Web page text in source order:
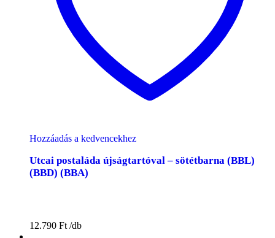
Hozzáadás a kedvencekhez
Utcai postaláda újságtartóval – sötétbarna (BBL)
(BBD) (BBA)
12.790 Ft